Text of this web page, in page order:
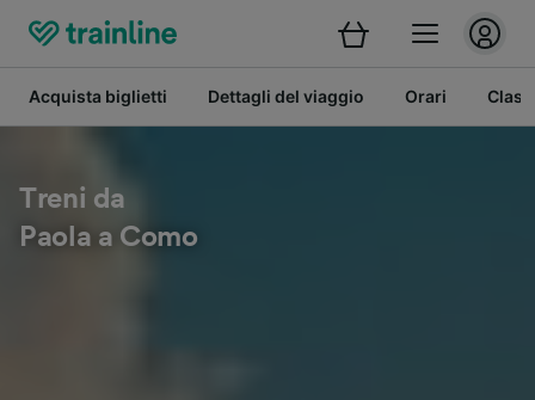
Acquista biglietti Dettagli del viaggio Orari
Treni da
Paola a Como